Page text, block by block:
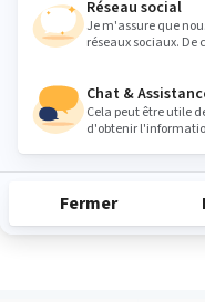
Jeudi
Samedi